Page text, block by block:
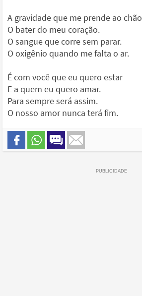
A gravidade que me prende ao chão
O bater do meu coração.
O sangue que corre sem parar.
O oxigênio quando me falta o ar.
É com você que eu quero estar
E a quem eu quero amar.
Para sempre será assim.
O nosso amor nunca terá fim.